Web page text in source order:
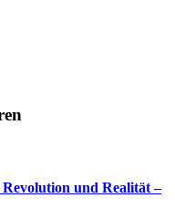
und Realität –